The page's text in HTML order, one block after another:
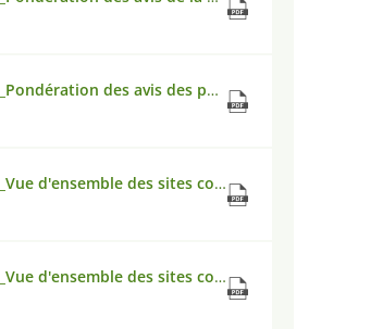
ANNEXE 3_Pondération des avis des parties prenantes.pdf
ANNEXE 4_Vue d'ensemble des sites contaminés 1.pdf
ANNEXE 5_Vue d'ensemble des sites contaminés 2.pdf